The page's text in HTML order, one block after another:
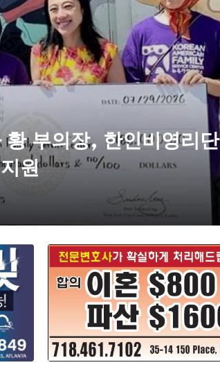
황 부의장, 한인비영리단
원